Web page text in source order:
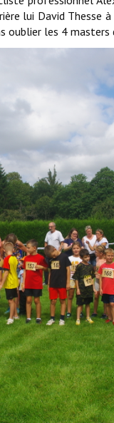
lui David Thesse
oublier les 4 masters